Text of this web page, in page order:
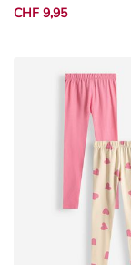
CHF 9,95